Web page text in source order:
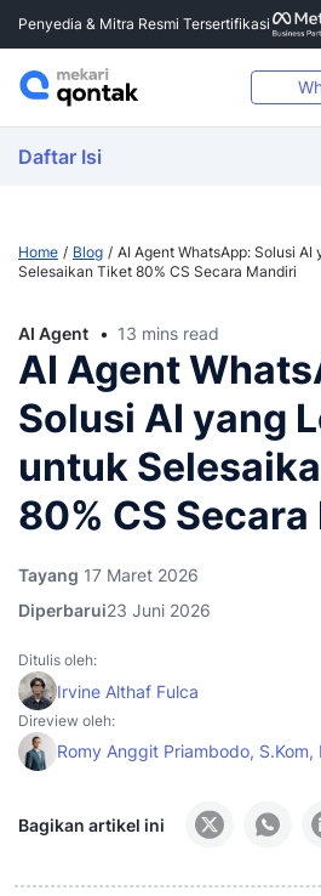
Penyedia & Mitra Resmi Tersertifikasi
Daftar Isi
Home Blog
AI Agent WhatsApp: Solusi
Selesaikan Tiket 80% CS Secara Mandiri
AI Agent 13 mins read
AI Agent
Solusi AI yang
untuk
80% CS
Tayang 17 Maret 2026
Diperbarui23 Juni 2026
Ditulis oleh:
Irvine Althaf Fulca
Direview oleh:
Romy Anggit Priambodo, S.Kom,
Bagikan artikel ini